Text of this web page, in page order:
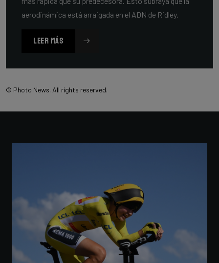
aerodinámica está arraigada en el ADN de Ridley.
LEER MÁS
© Photo News. All rights reserved.